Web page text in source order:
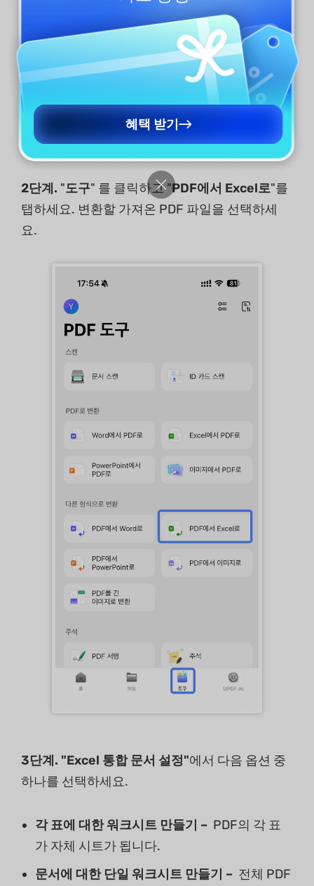
2단계. "도구" 를 클릭하고 "PDF에서 Excel로"를
탭하세요. 변환할 가져온 PDF 파일을 선택하세
요.
3단계. "Excel 통합 문서 설정"에서 다음 옵션 중
하나를 선택하세요.
각 표에 대한 워크시트 만들기 – PDF의 각 표
가 자체 시트가 됩니다.
문서에 대한 단일 워크시트 만들기 – 전체 PDF
혜택 받기